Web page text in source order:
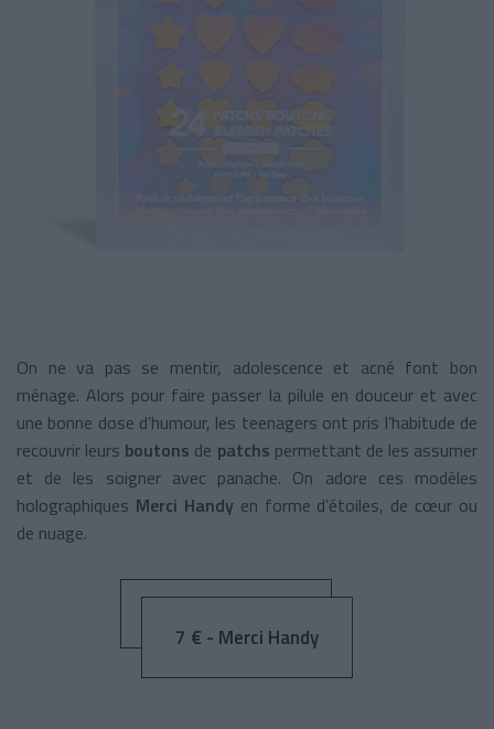
On ne va pas se mentir, adolescence et acné font bon
ménage. Alors pour faire passer la pilule en douceur et avec
une bonne dose d’humour, les teenagers ont pris l’habitude de
recouvrir leurs boutons de patchs permettant de les assumer
et de les soigner avec panache. On adore ces modèles
holographiques Merci Handy en forme d’étoiles, de cœur ou
de nuage.
7 € - Merci Handy